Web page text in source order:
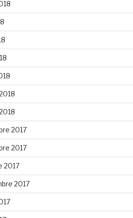
2017
2017
2017
2017